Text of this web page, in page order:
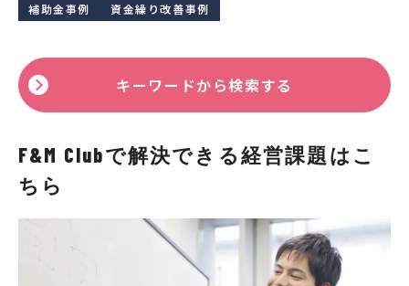
補助金事例
資金繰り改善事例
キーワードから検索する
F&M Clubで解決できる経営課題はこ
ちら